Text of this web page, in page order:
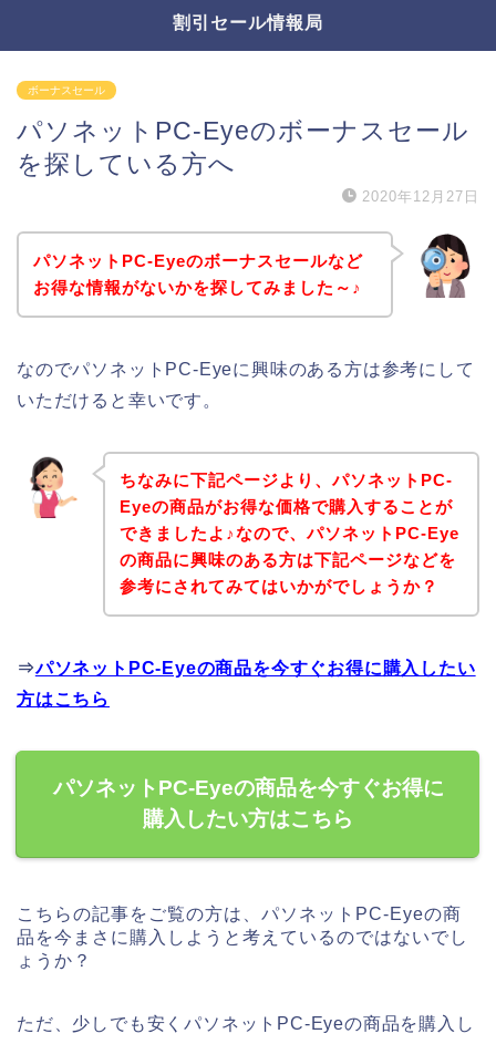
割引セール情報局
ボーナスセール
パソネットPC-Eyeのボーナスセール
を探している方へ
2020年12月27日
パソネットPC-Eyeのボーナスセールなど
お得な情報がないかを探してみました～♪
なのでパソネットPC-Eyeに興味のある方は参考にして
いただけると幸いです。
ちなみに下記ページより、パソネットPC-
Eyeの商品がお得な価格で購入することが
できましたよ♪なので、パソネットPC-Eye
の商品に興味のある方は下記ページなどを
参考にされてみてはいかがでしょうか？
⇒パソネットPC-Eyeの商品を今すぐお得に購入したい
方はこちら
パソネットPC-Eyeの商品を今すぐお得に
購入したい方はこちら
こちらの記事をご覧の方は、パソネットPC-Eyeの商
品を今まさに購入しようと考えているのではないでし
ょうか？
ただ、少しでも安くパソネットPC-Eyeの商品を購入し